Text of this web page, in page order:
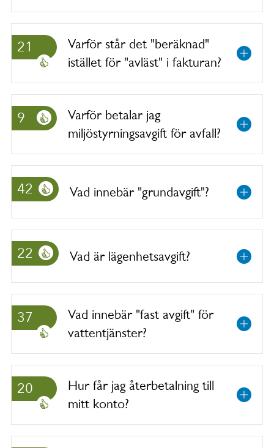
21
Varför står det "beräknad"
istället för "avläst" i fakturan?
9
Varför betalar jag
miljöstyrningsavgift för avfall?
42 Vad innebär "grundavgift"?
22 Vad är lägenhetsavgift?
37
Vad innebär "fast avgift" för
vattentjänster?
20
Hur får jag återbetalning till
mitt konto?